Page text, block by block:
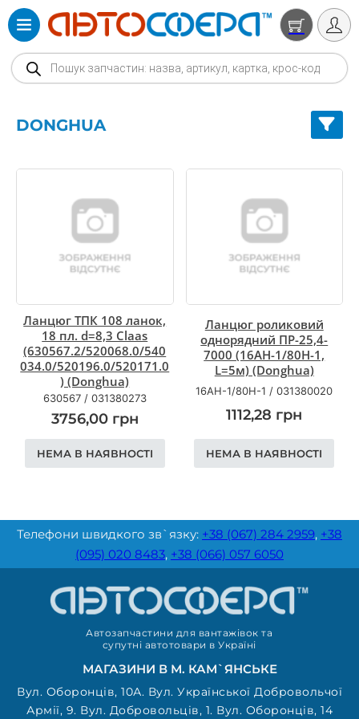
Products search
DONGHUA
Ланцюг ТПК 108 ланок,
18 пл. d=8,3 Claas
(630567.2/520068.0/540
034.0/520196.0/520171.0
) (Donghua)
630567/ 031380273
3756,00 грн
НЕМА В НАЯВНОСТІ
Ланцюг роликовий
однорядний ПР-25,4-
7000 (16AH-1/80H-1,
L=5м) (Donghua)
16AH-1/80H-1 /031380020
1112,28 грн
НЕМА В НАЯВНОСТІ
Телефони швидкого зв`язку: +38 (067) 284 2959, +38
(095) 020 8483, +38 (066) 057 6050
Автозапчастини для вантажівок та
супутні автотовари в Україні
МАГАЗИНИ В М. КАМ`ЯНСЬКЕ
Вул. Оборонців, 10А. Вул. Української Добровольчої
Армії, 9. Вул. Добровольців, 1. Вул. Оборонців, 14